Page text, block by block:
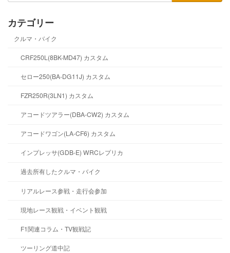
カテゴリー
クルマ・バイク
CRF250L(8BK-MD47) カスタム
セロー250(BA-DG11J) カスタム
FZR250R(3LN1) カスタム
アコードツアラー(DBA-CW2) カスタム
アコードワゴン(LA-CF6) カスタム
インプレッサ(GDB-E) WRCレプリカ
過去所有したクルマ・バイク
リアルレース参戦・走行会参加
現地レース観戦・イベント観戦
F1関連コラム・TV観戦記
ツーリング道中記